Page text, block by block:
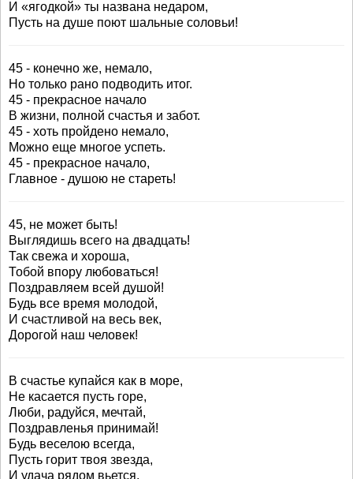
И «ягодкой» ты названа недаром,
Пусть на душе поют шальные соловьи!
45 - конечно же, немало,
Но только рано подводить итог.
45 - прекрасное начало
В жизни, полной счастья и забот.
45 - хоть пройдено немало,
Можно еще многое успеть.
45 - прекрасное начало,
Главное - душою не стареть!
45, не может быть!
Выглядишь всего на двадцать!
Так свежа и хороша,
Тобой впору любоваться!
Поздравляем всей душой!
Будь все время молодой,
И счастливой на весь век,
Дорогой наш человек!
В счастье купайся как в море,
Не касается пусть горе,
Люби, радуйся, мечтай,
Поздравленья принимай!
Будь веселою всегда,
Пусть горит твоя звезда,
И удача рядом вьется,